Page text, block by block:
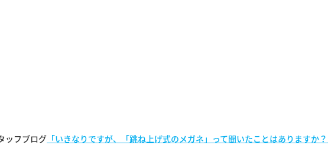
ッフブログ 「いきなりですが、「跳ね上げ式のメガネ」って聞いたことはありますか？